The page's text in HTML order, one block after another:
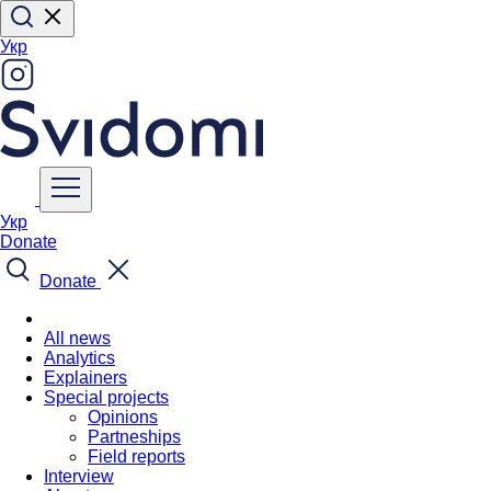
Укр
Укр
Donate
Donate
All news
Analytics
Explainers
Special projects
Opinions
Partneships
Field reports
Interview